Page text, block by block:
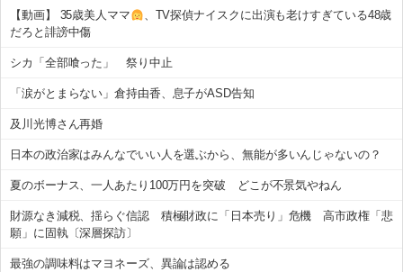
【動画】 35歳美人ママ
、TV探偵ナイスクに出演も老けすぎている48歳
だろと誹謗中傷
シカ「全部喰った」 祭り中止
「涙がとまらない」倉持由香、息子がASD告知
及川光博さん再婚
日本の政治家はみんなでいい人を選ぶから、無能が多いんじゃないの？
夏のボーナス、一人あたり100万円を突破 どこが不景気やねん
財源なき減税、揺らぐ信認 積極財政に「日本売り」危機 高市政権「悲
願」に固執〔深層探訪〕
最強の調味料はマヨネーズ、異論は認める